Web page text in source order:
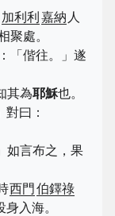
加利利 嘉納 人
聚處。
「偕往。」遂
其為耶穌也。
對曰：
如言布之，果
西門 伯鐸祿
身入海。